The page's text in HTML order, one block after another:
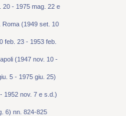
20 - 1975 mag. 22 e
Roma (1949 set. 10
feb. 23 - 1953 feb.
(1947 nov. 10 -
5 - 1975 giu. 25)
1952 nov. 7 e s.d.)
6) nn. 824-825